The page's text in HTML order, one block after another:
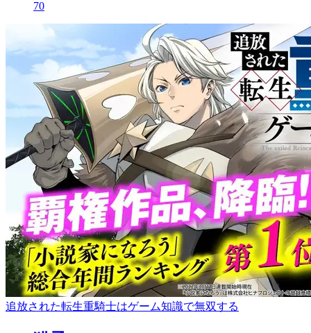
70
追放された転生重騎士はゲーム知識で無双する